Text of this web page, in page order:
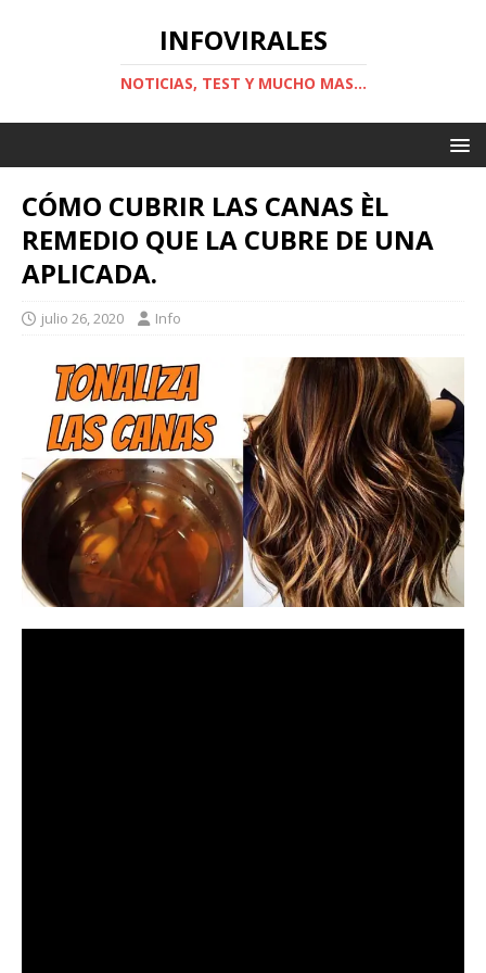
INFOVIRALES
NOTICIAS, TEST Y MUCHO MAS...
CÓMO CUBRIR LAS CANAS ÈL
REMEDIO QUE LA CUBRE DE UNA
APLICADA.
julio 26, 2020 Info